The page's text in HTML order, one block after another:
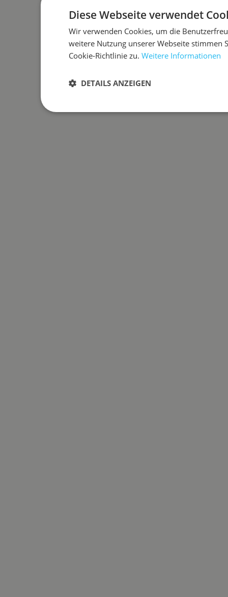
Diese Webseite verwendet
Wir verwenden Cookies, um die
weitere Nutzung unserer Webseite stimmen
Cookie-Richtlinie zu. Weitere Informationen
DETAILS ANZEIGEN